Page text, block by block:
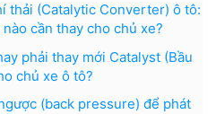
thải (Catalytic Converter) ô tô:
cần thay cho chủ xe?
phải thay mới Catalyst (Bầu
chủ xe ô tô?
(back pressure) để phát